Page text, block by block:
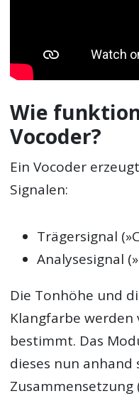
Wie
Vocoder?
Ein Vocoder
Signalen:
Trägersignal
Analysesignal
Die Tonhöhe und
Klangfarbe werden
bestimmt. Das
dieses nun anhand
Zusammensetzung